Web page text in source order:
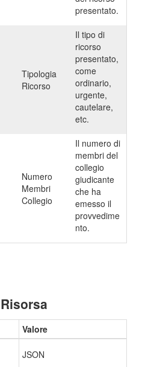
presentato.
Tipologia
Ricorso
Il tipo di
ricorso
presentato,
come
ordinario,
urgente,
cautelare,
etc.
Numero
Membri
Collegio
Il numero di
membri del
collegio
giudicante
che ha
emesso il
provvedime
nto.
Valore
JSON